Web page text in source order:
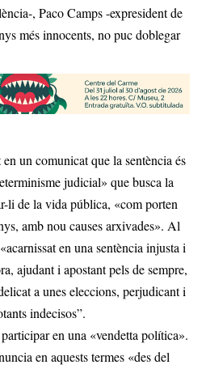
, Paco Camps -expresident de
més innocents, no puc doblegar
un comunicat que la sentència és
judicial» que busca la
li de la vida pública, «com porten
amb nou causes arxivades». Al
en una sentència injusta i
, ajudant i apostant pels de sempre,
a unes eleccions, perjudicant i
indecisos”.
en una «vendetta política».
en aquests termes «des del